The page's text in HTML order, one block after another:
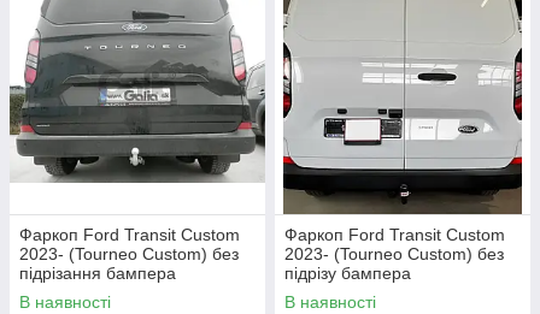
Фаркоп Ford Transit Custom
2023- (Tourneo Custom) без
підрізання бампера
В наявності
Фаркоп Ford Transit Custom
2023- (Tourneo Custom) без
підрізу бампера
В наявності